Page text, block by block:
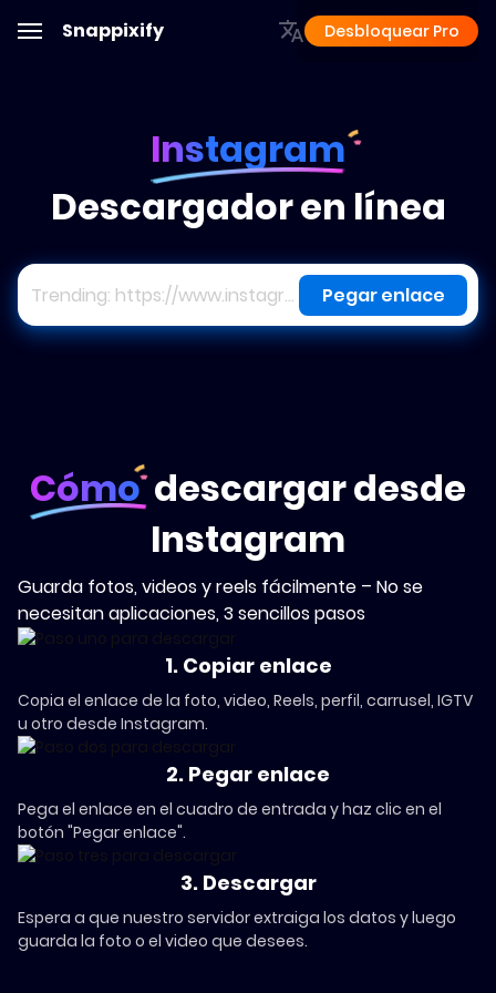
Snappixify Desbloquear Pro
Instagram
Descargador en línea
Pegar enlace
Cómodescargar desde
Instagram
Guarda fotos, videos y reels fácilmente – No se
necesitan aplicaciones, 3 sencillos pasos
1. Copiar enlace
Copia el enlace de la foto, video, Reels, perfil, carrusel, IGTV
u otro desde Instagram.
2. Pegar enlace
Pega el enlace en el cuadro de entrada y haz clic en el
botón "Pegar enlace".
3. Descargar
Espera a que nuestro servidor extraiga los datos y luego
guarda la foto o el video que desees.